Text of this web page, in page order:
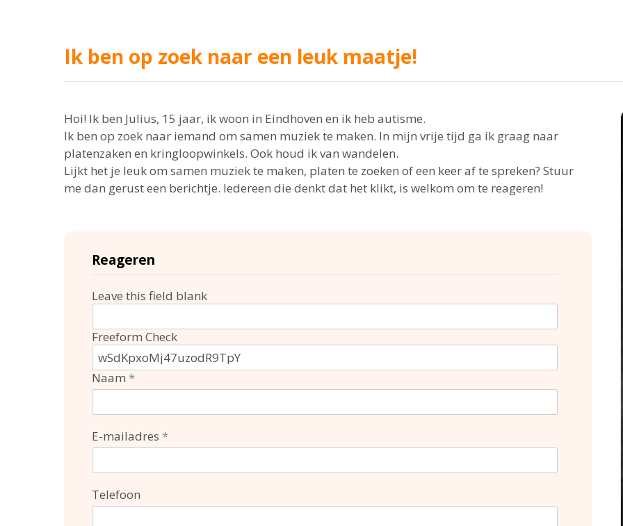
Ik ben op zoek naar een leuk maatje!
Hoi! Ik ben Julius, 15 jaar, ik woon in Eindhoven en ik heb autisme.
Ik ben op zoek naar iemand om samen muziek te maken. In mijn vrije tijd ga ik graag naar
platenzaken en kringloopwinkels. Ook houd ik van wandelen.
Lijkt het je leuk om samen muziek te maken, platen te zoeken of een keer af te spreken? Stuur
me dan gerust een berichtje. Iedereen die denkt dat het klikt, is welkom om te reageren!
Reageren
Leave this field blank
Freeform Check
Naam
E-mailadres
Telefoon